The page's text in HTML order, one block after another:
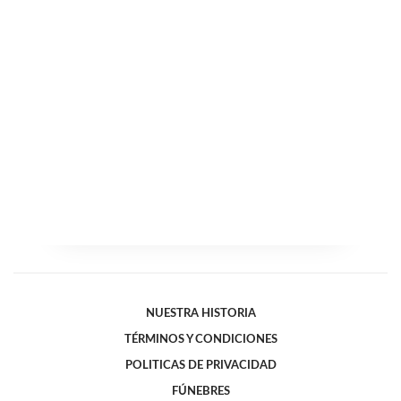
NUESTRA HISTORIA
TÉRMINOS Y CONDICIONES
POLITICAS DE PRIVACIDAD
FÚNEBRES